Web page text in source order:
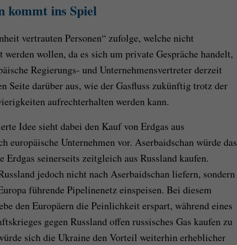
kommt ins Spiel
vertrauten Personen“ zufolge, welche nicht
werden wollen, da es sich um private Gespräche handelt,
Regierungs- und Unternehmensvertreter derzeit
Seite darüber aus, wie der Gasfluss zukünftig trotz der
aufrechterhalten werden kann.
Idee sieht dabei den Kauf von Erdgas aus
europäische Unternehmen vor. Aserbaidschan würde das
Erdgas seinerseits zeitgleich aus Russland kaufen.
jedoch nicht nach Aserbaidschan liefern, sondern
führende Pipelinenetz einspeisen. Bei diesem
den Europäern die Peinlichkeit erspart, während eines
gegen Russland offen russisches Gas kaufen zu
sich die Ukraine den Vorteil weiterhin erheblicher